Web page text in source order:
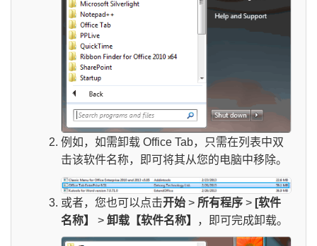
例如，如需卸载 Office Tab，只需在列表中双
击该软件名称，即可将其从您的电脑中移除。
或者，您也可以点击开始 > 所有程序 > [软件
名称】
> 卸载【软件名称】 ，即可完成卸载。